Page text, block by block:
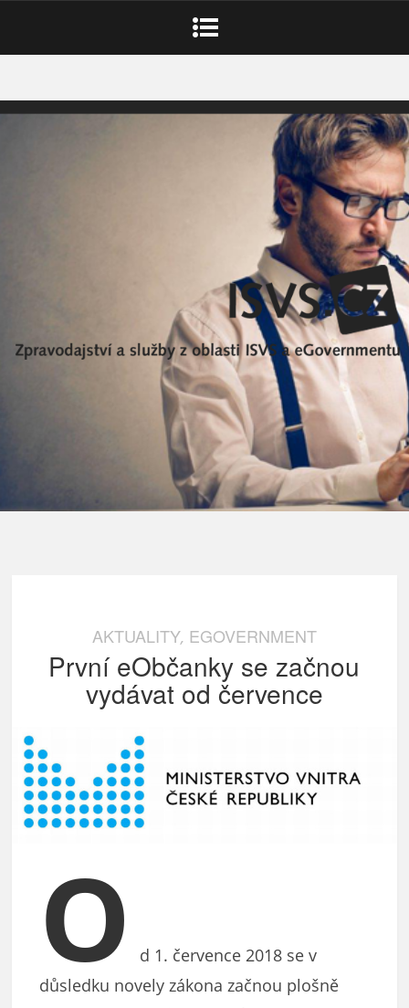
AKTUALITY, EGOVERNMENT
První eObčanky se začnou
vydávat od července
O
d 1. července 2018 se v
důsledku novely zákona začnou plošně